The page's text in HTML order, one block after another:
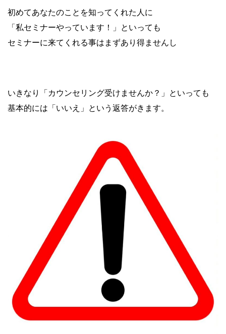
初めてあなたのことを知ってくれた人に
「私セミナーやっています！」といっても
セミナーに来てくれる事はまずあり得ませんし
いきなり「カウンセリング受けませんか？」といっても
基本的には「いいえ」という返答がきます。